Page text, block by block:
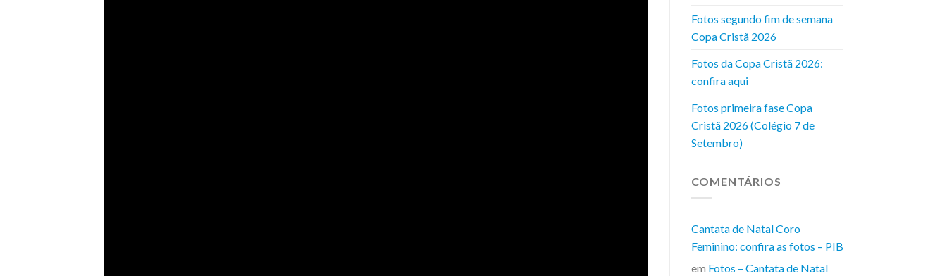
Fotos segundo fim de semana
Copa Cristã 2026
Fotos da Copa Cristã 2026:
confira aqui
Fotos primeira fase Copa
Cristã 2026 (Colégio 7 de
Setembro)
COMENTÁRIOS
Cantata de Natal Coro
Feminino: confira as fotos – PIB
em Fotos – Cantata de Natal